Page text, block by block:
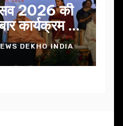
2026 की
कार्यक्रम में
DEKHO INDIA